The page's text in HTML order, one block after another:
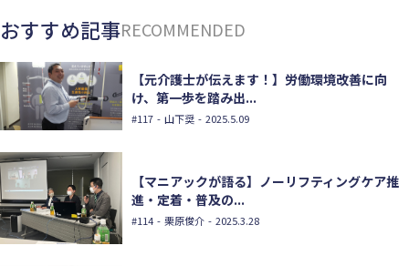
おすすめ記事RECOMMENDED
【元介護士が伝えます！】労働環境改善に向
け、第一歩を踏み出...
#117 - 山下奨 - 2025.5.09
【マニアックが語る】ノーリフティングケア推
進・定着・普及の...
#114 - 栗原俊介 - 2025.3.28